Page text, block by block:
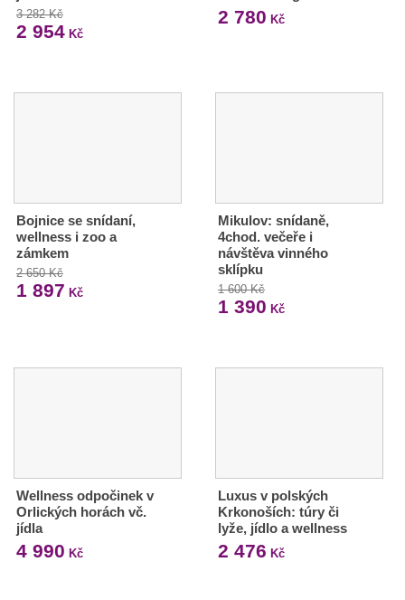
3 282 Kč
2 954 Kč
2 780 Kč
Bojnice se snídaní,
wellness i zoo a
zámkem
2 650 Kč
1 897 Kč
Mikulov: snídaně,
4chod. večeře i
návštěva vinného
sklípku
1 600 Kč
1 390 Kč
Wellness odpočinek v
Orlických horách vč.
jídla
4 990 Kč
Luxus v polských
Krkonoších: túry či
lyže, jídlo a wellness
2 476 Kč